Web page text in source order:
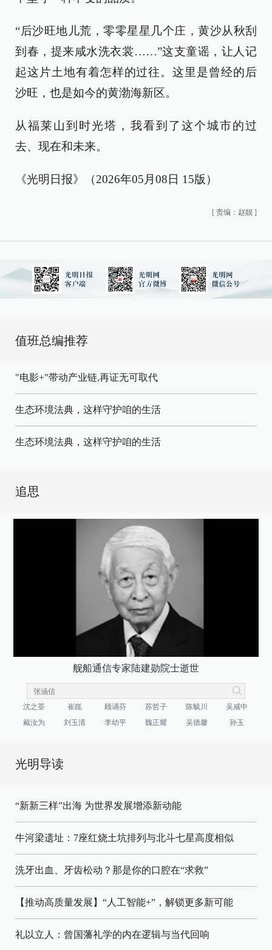
“后沙旺地儿荒，零零星星几个庄，黄沙从秋刮
到春，提来咸水洗衣裳……”这支童谣，让人记
起这片土地有着怎样的过往。这里是曾经的后
沙旺，也是如今的黄渤海新区。
从福莱山到时光塔，我看到了这个城市的过
去、现在和未来。
《光明日报》（2026年05月08日 15版）
[ 责编：赵靓 ]
值班总编推荐
"电影+"带动产业链,再证无可取代
生态环境法典，这样守护咱的生活
生态环境法典，这样守护咱的生活
追思
舰船通信专家陆建勋院士逝世
沈之荃 崔崑 顾诵芬 苏哲子 陈毓川
吴咸中
戴汝为
刘玉清 李幼平 魏正耀 吴德馨 孙玉
光明导读
“新新三样”出海 为世界发展增添新动能
牛河梁遗址：7座红烧土坑排列与北斗七星高度相似
洗牙出血、牙齿松动？那是你的口腔在“求救”
【推动高质量发展】“人工智能+”，解锁更多新可能
礼以立人：曾国藩礼学的内在逻辑与当代回响